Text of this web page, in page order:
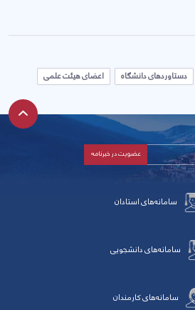
دستاوردهای دانشگاه اعضای هیئت علمی
سامانه‌های استادان
سامانه‌های دانشجویی
سامانه‌های کارمندان